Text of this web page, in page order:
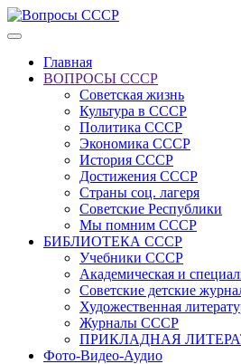
Главная
ВОПРОСЫ СССР
Советская жизнь
Культура в СССР
Политика СССР
Экономика СССР
История СССР
Достижения СССР
Страны соц. лагеря
Советские Республики
Мы помним СССР
БИБЛИОТЕКА СССР
Учебники СССР
Академическая и
Советские детские
Художественная
Журналы СССР
ПРИКЛАДНАЯ
Фото-Видео-Аудио